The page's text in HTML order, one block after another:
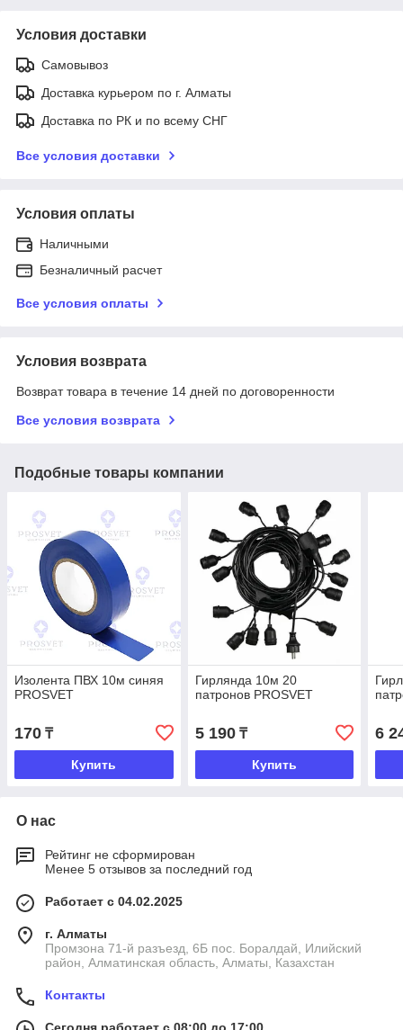
Условия доставки
Самовывоз
Доставка курьером по г. Алматы
Доставка по РК и по всему СНГ
Все условия доставки
Условия оплаты
Наличными
Безналичный расчет
Все условия оплаты
Условия возврата
Возврат товара в течение 14 дней по договоренности
Все условия возврата
Подобные товары компании
Изолента ПВХ 10м синяя
PROSVET
170 ₸
Купить
Гирлянда 10м 20
патронов PROSVET
5 190₸
Купить
6
О нас
Рейтинг не сформирован
Менее 5 отзывов за последний год
Работает с 04.02.2025
г. Алматы
Промзона 71-й разъезд, 6Б пос. Боралдай, Илийский
район, Алматинская область, Алматы, Казахстан
Контакты